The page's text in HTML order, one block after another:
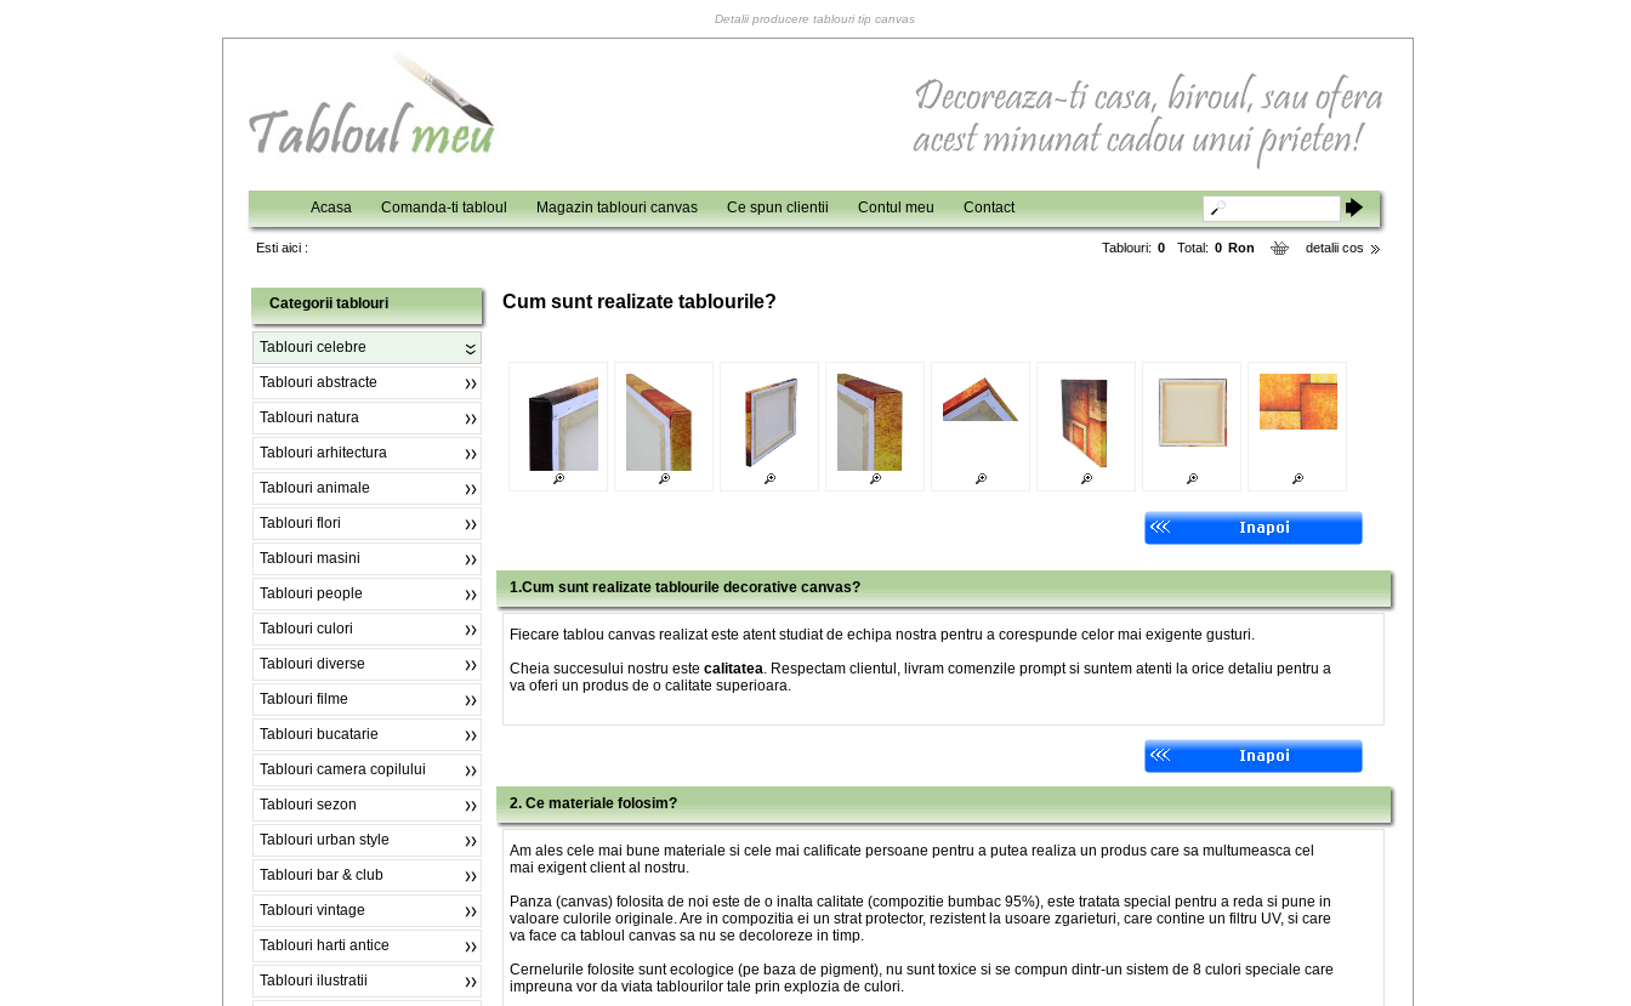
Detalii producere tablouri tip canvas
Acasa Comanda-ti tabloul Magazin tablouri canvas Ce spun clientii Contul meu Contact
Esti aici : detalii cos
Tablouri: 0 Total: 0 Ron
Categorii tablouri
Tablouri celebre
Tablouri abstracte
Tablouri natura
Tablouri arhitectura
Tablouri animale
Tablouri flori
Tablouri masini
Tablouri people
Tablouri culori
Tablouri diverse
Tablouri filme
Tablouri bucatarie
Tablouri camera copilului
Tablouri sezon
Tablouri urban style
Tablouri bar & club
Tablouri vintage
Tablouri harti antice
Tablouri ilustratii
Cum sunt realizate tablourile?
1.Cum sunt realizate tablourile decorative canvas?
Fiecare tablou canvas realizat este atent studiat de echipa nostra pentru a corespunde celor mai exigente gusturi.
Cheia succesului nostru este calitatea. Respectam clientul, livram comenzile prompt si suntem atenti la orice detaliu pentru a
va oferi un produs de o calitate superioara.
2. Ce materiale folosim?
Am ales cele mai bune materiale si cele mai calificate persoane pentru a putea realiza un produs care sa multumeasca cel
mai exigent client al nostru.
Panza (canvas) folosita de noi este de o inalta calitate (compozitie bumbac 95%), este tratata special pentru a reda si pune in
valoare culorile originale. Are in compozitia ei un strat protector, rezistent la usoare zgarieturi, care contine un filtru UV, si care
va face ca tabloul canvas sa nu se decoloreze in timp.
Cernelurile folosite sunt ecologice (pe baza de pigment), nu sunt toxice si se compun dintr-un sistem de 8 culori speciale care
impreuna vor da viata tablourilor tale prin explozia de culori.